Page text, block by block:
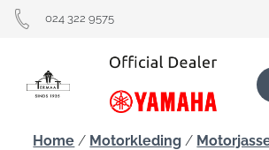
024 322 9575
Home / Motorkleding /